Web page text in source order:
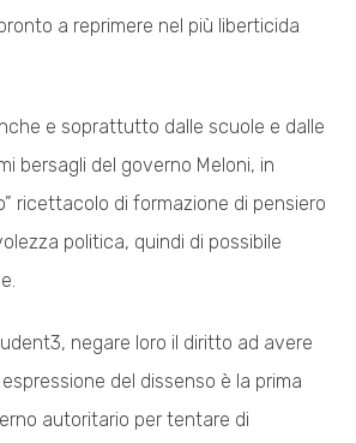
a reprimere nel più liberticida
e soprattutto dalle scuole e dalle
bersagli del governo Meloni, in
ricettacolo di formazione di pensiero
politica, quindi di possibile
negare loro il diritto ad avere
del dissenso è la prima
autoritario per tentare di